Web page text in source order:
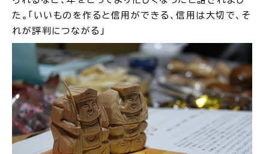
た。
「いいものを作ると信用ができる、信用は大切で、そ
れが評判につながる」